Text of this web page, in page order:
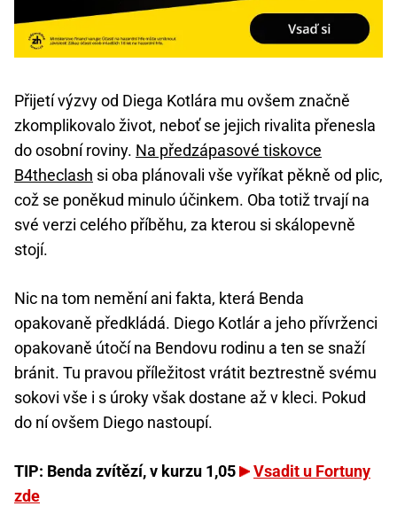
Přijetí výzvy od Diega Kotlára mu ovšem značně
zkomplikovalo život, neboť se jejich rivalita přenesla
do osobní roviny. Na předzápasové tiskovce
B4theclash si oba plánovali vše vyříkat pěkně od plic,
což se poněkud minulo účinkem. Oba totiž trvají na
své verzi celého příběhu, za kterou si skálopevně
stojí.
Nic na tom nemění ani fakta, která Benda
opakovaně předkládá. Diego Kotlár a jeho přívrženci
opakovaně útočí na Bendovu rodinu a ten se snaží
bránit. Tu pravou příležitost vrátit beztrestně svému
sokovi vše i s úroky však dostane až v kleci. Pokud
do ní ovšem Diego nastoupí.
TIP: Benda zvítězí, v kurzu 1,05
Vsadit u Fortuny
zde